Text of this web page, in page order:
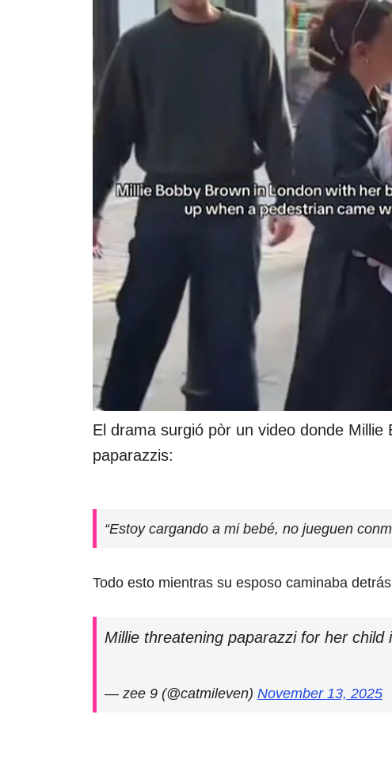
El drama surgió pòr un video donde
paparazzis:
“Estoy cargando a mi bebé, no jueguen
Todo esto mientras su esposo caminaba
Millie threatening paparazzi for her child
— zee 9 (@catmileven) November 13, 2025